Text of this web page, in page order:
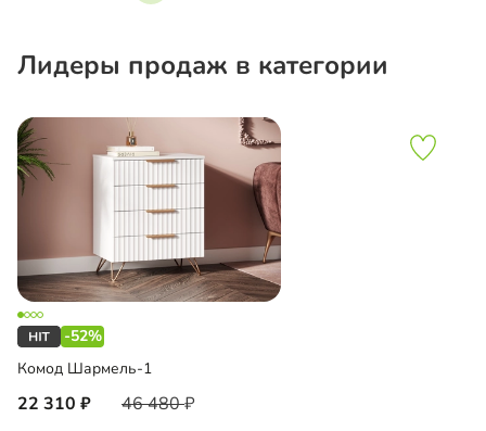
Лидеры продаж в категории
-52%
Комод Шармель-1
22 310 46 480